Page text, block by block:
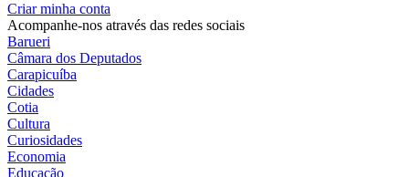
Criar minha conta
Acompanhe-nos através das redes sociais
Barueri
Câmara dos Deputados
Carapicuíba
Cidades
Cotia
Cultura
Curiosidades
Economia
Educação